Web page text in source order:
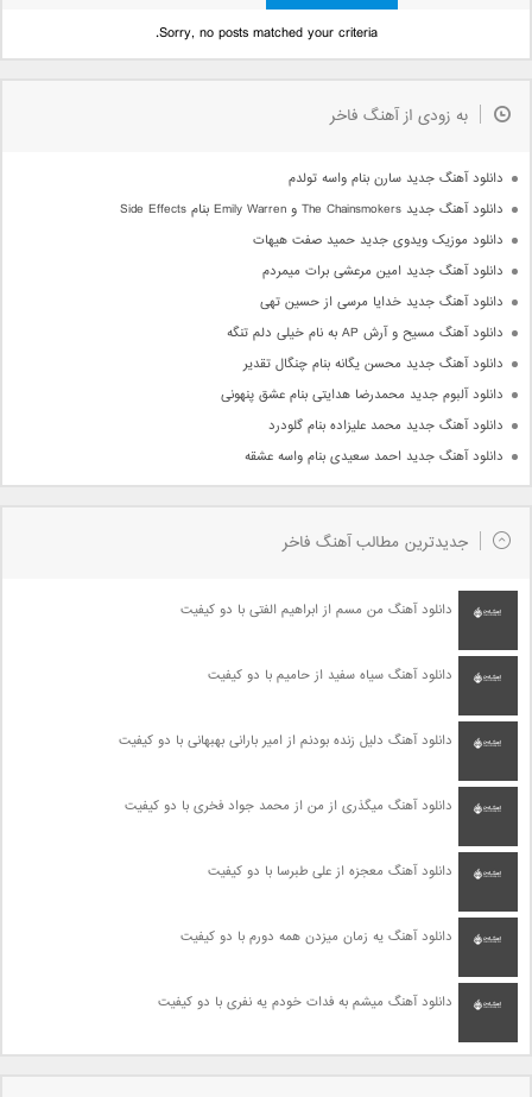
Sorry, no posts matched your criteria.
به زودی از آهنگ فاخر
دانلود آهنگ جدید سارن بنام واسه تولدم
دانلود آهنگ جدید The Chainsmokers و Emily Warren بنام Side Effects
دانلود موزیک ویدوی جدید حمید صفت هیهات
دانلود آهنگ جدید امین مرعشی برات میمردم
دانلود آهنگ جدید خدایا مرسی از حسین تهی
دانلود آهنگ مسیح و آرش AP به نام خیلی دلم تنگه
دانلود آهنگ جدید محسن یگانه بنام چنگال تقدیر
دانلود آلبوم جدید محمدرضا هدایتی بنام عشق پنهونی
دانلود آهنگ جدید محمد علیزاده بنام گلودرد
دانلود آهنگ جدید احمد سعیدی بنام واسه عشقه
جدیدترین مطالب آهنگ فاخر
دانلود آهنگ من مسم از ابراهیم الفتی با دو کیفیت
دانلود آهنگ سیاه سفید از حامیم با دو کیفیت
دانلود آهنگ دلیل زنده بودنم از امیر بارانی بهبهانی با دو کیفیت
دانلود آهنگ میگذری از من از محمد جواد فخری با دو کیفیت
دانلود آهنگ معجزه از علی طبرسا با دو کیفیت
دانلود آهنگ یه زمان میزدن همه دورم با دو کیفیت
دانلود آهنگ میشم به فدات خودم یه نفری با دو کیفیت